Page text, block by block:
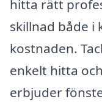
hitta rätt
skillnad både i
kostnaden.
enkelt hitta
erbjuder